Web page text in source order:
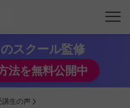
スクール監修
法を無料公開中
講生の声